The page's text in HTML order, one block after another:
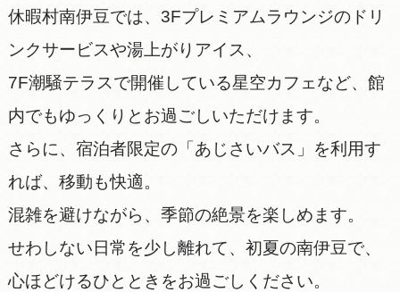
休暇村南伊豆では、3Fプレミアムラウンジのドリ
ンクサービスや湯上がりアイス、
7F潮騒テラスで開催している星空カフェなど、館
内でもゆっくりとお過ごしいただけます。
さらに、宿泊者限定の「あじさいバス」を利用す
れば、移動も快適。
混雑を避けながら、季節の絶景を楽しめます。
せわしない日常を少し離れて、初夏の南伊豆で、
心ほどけるひとときをお過ごしください。